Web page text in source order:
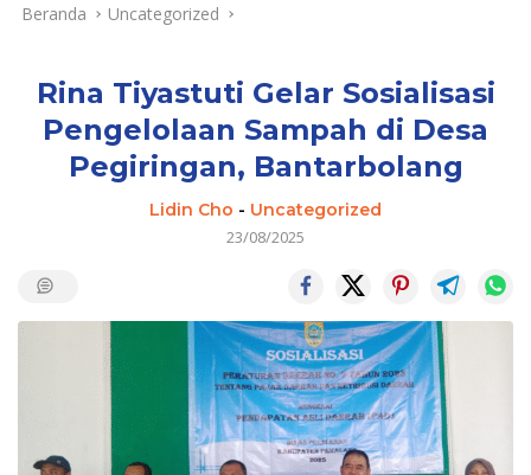
Beranda Uncategorized
Rina Tiyastuti Gelar Sosialisasi
Pengelolaan Sampah di Desa
Pegiringan, Bantarbolang
Lidin Cho - Uncategorized
23/08/2025